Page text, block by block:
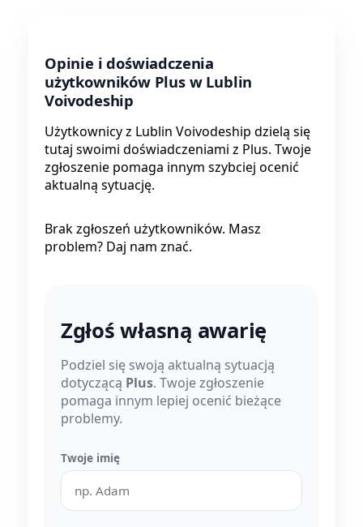
Opinie i doświadczenia
użytkowników Plus w Lublin
Voivodeship
Użytkownicy z Lublin Voivodeship dzielą się
tutaj swoimi doświadczeniami z Plus. Twoje
zgłoszenie pomaga innym szybciej ocenić
aktualną sytuację.
Brak zgłoszeń użytkowników. Masz
problem? Daj nam znać.
Zgłoś własną awarię
Podziel się swoją aktualną sytuacją
dotyczącą Plus. Twoje zgłoszenie
pomaga innym lepiej ocenić bieżące
problemy.
Twoje imię